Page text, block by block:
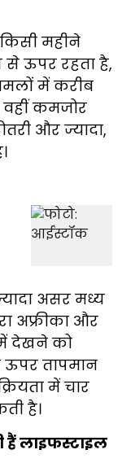
महीने
से ऊपर रहता है,
में करीब
वहीं कमजोर
और ज्यादा,
असर मध्य
अफ्रीका और
में देखने को
ऊपर तापमान
में चार
है।
हैं लाइफस्टाइल